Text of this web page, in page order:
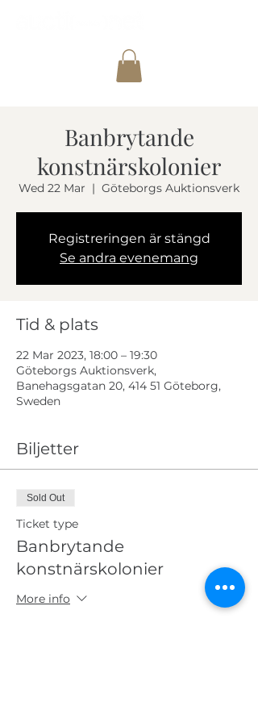
Banbrytande
konstnärskolonier
Wed 22 Mar
  |
Göteborgs Auktionsverk
Registreringen är stängd
Se andra evenemang
Tid & plats
22 Mar 2023, 18:00 – 19:30
Göteborgs Auktionsverk,
Banehagsgatan 20, 414 51 Göteborg,
Sweden
Biljetter
Sold Out
Ticket type
Banbrytande
konstnärskolonier
More info